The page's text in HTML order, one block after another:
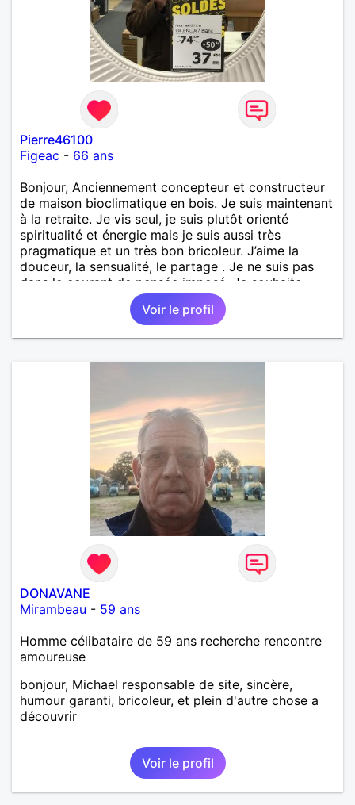
Pierre46100
Figeac - 66 ans
Bonjour, Anciennement concepteur et constructeur
de maison bioclimatique en bois. Je suis maintenant
à la retraite. Je vis seul, je suis plutôt orienté
spiritualité et énergie mais je suis aussi très
pragmatique et un très bon bricoleur. J’aime la
douceur, la sensualité, le partage . Je ne suis pas
dans le courant de pensée imposé. Je souhaite
rencontrer une personne pour partager,
expérimenté, découvrir ensemble et se soutenir
mutuellement pour devenir le meilleur de soi-même
mais je compte m'installer à nouveau à l'ile de la
Voir le profil
DONAVANE
Mirambeau - 59 ans
Homme célibataire de 59 ans recherche rencontre
amoureuse
bonjour, Michael responsable de site, sincère,
humour garanti, bricoleur, et plein d'autre chose a
découvrir
Voir le profil